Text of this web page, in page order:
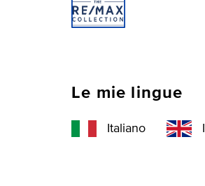
Le mie lingue
Italiano